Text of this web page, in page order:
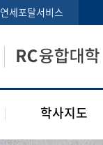
연세포탈서비스
학사지도
학사지도사